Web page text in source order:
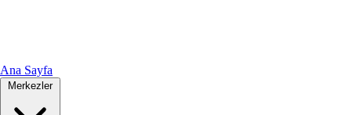
Ana Sayfa
Merkezler